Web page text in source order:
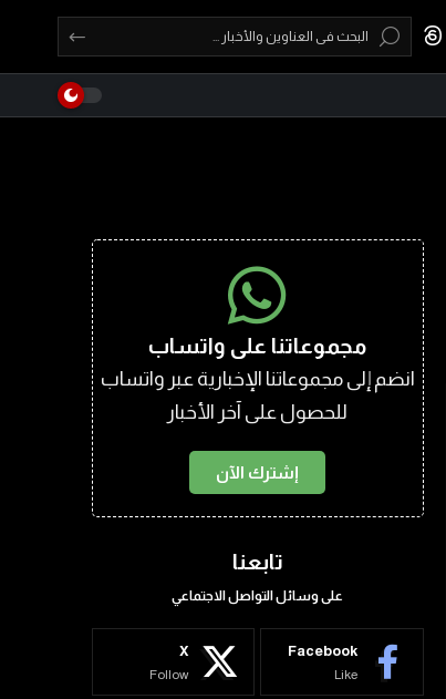
مجموعاتنا على واتساب
انضم إلى مجموعاتنا الإخبارية عبر واتساب
للحصول على آخر الأخبار
إشترك الآن
تابعنا
على وسائل التواصل الاجتماعي
Facebook
Like
X
Follow